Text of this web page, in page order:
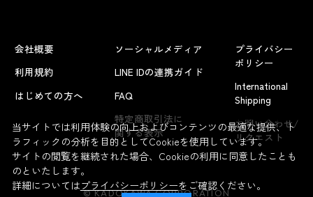
よくあるお問い合わせ
会社概要
利用規約
はじめての方へ
ソーシャルメディア
LINE IDの連携ガイド
FAQ
特定商取引法に
関する表示
プライバシー
ポリシー
International
Shipping
お問い合わせ/
リクエスト
© KADOKAWA CORPORATION
当サイトでは利用体験の向上およびコンテンツの最適な提供、ト
ラフィックの分析を目的としてCookieを使用しています。
サイトの閲覧を継続された場合、Cookieの利用に同意したことも
のといたします。
詳細についてはプライバシーポリシーをご確認ください。